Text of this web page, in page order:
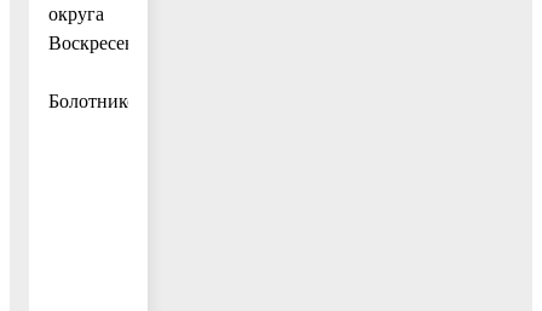
округа
Воскресенск
Болотников